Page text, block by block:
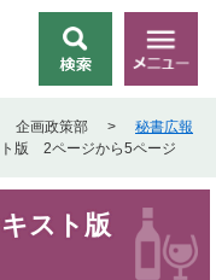
索
メ
ニ
ー
企画政策部 >
秘書広報
版 2ページから5ページ
キスト版